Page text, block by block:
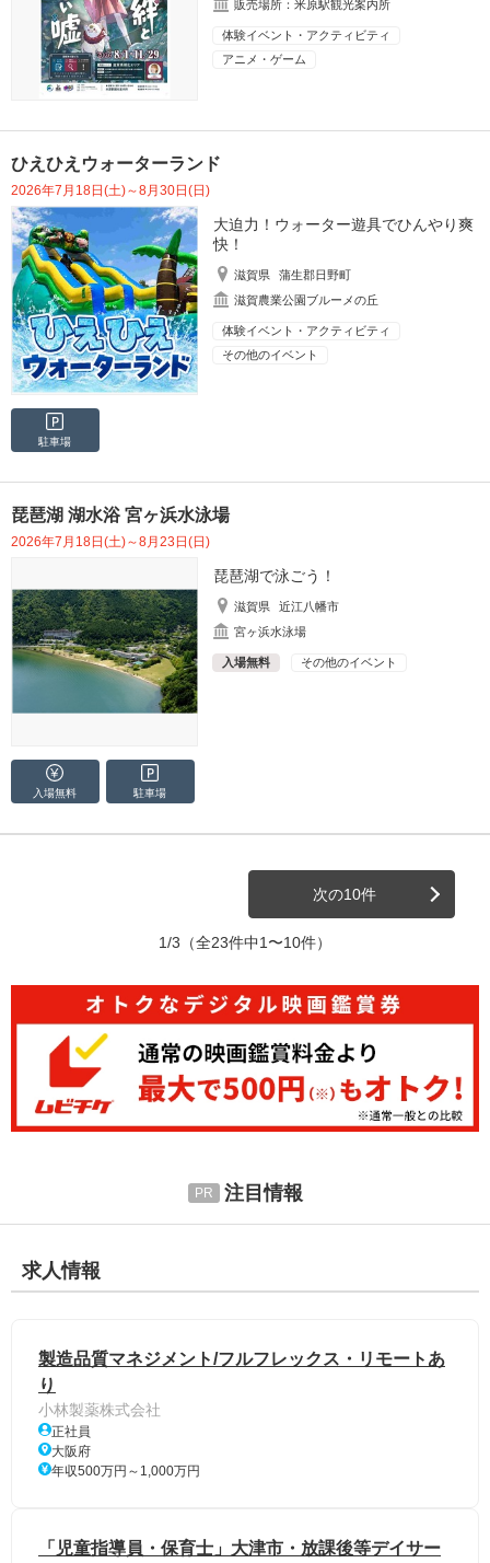
販売場所：米原駅観光案内所
体験イベント・アクティビティ
アニメ・ゲーム
ひえひえウォーターランド
2026年7月18日(土)～8月30日(日)
大迫力！ウォーター遊具でひんやり爽
快！
滋賀県
蒲生郡日野町
滋賀農業公園ブルーメの丘
体験イベント・アクティビティ
その他のイベント
駐車場
琵琶湖 湖水浴 宮ヶ浜水泳場
2026年7月18日(土)～8月23日(日)
琵琶湖で泳ごう！
滋賀県
近江八幡市
宮ヶ浜水泳場
入場無料 その他のイベント
入場無料 駐車場
次の10件
1/3 （全23件中1〜10件）
注目情報
求人情報
製造品質マネジメント/フルフレックス・リモートあ
り
小林製薬株式会社
正社員
大阪府
年収500万円～1,000万円
「児童指導員・保育士」大津市・放課後等デイサー